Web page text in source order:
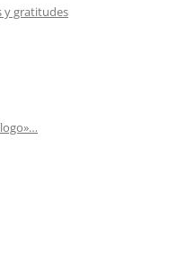
y gratitudes